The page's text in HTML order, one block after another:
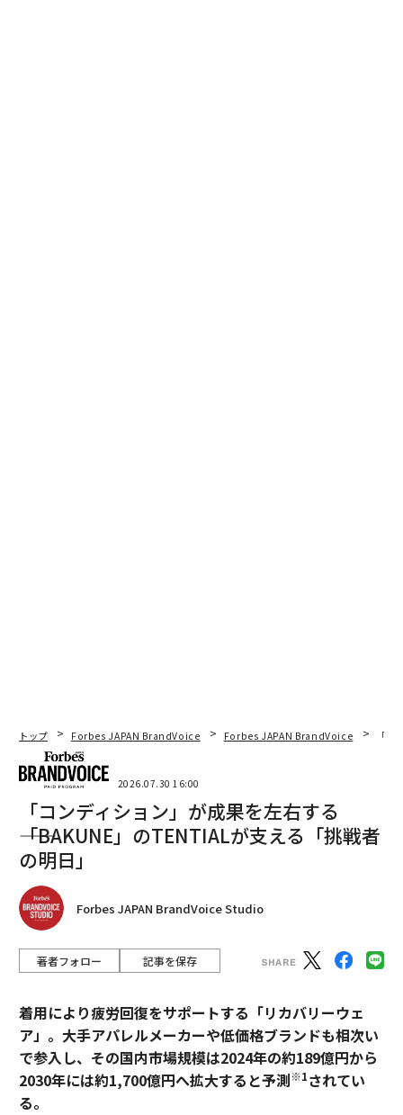
トップ Forbes JAPAN BrandVoice Forbes JAPAN BrandVoice 「
2026.07.30 16:00
「コンディション」が成果を左右する
――「BAKUNE」のTENTIALが支える「挑戦者
の明日」
Forbes JAPAN BrandVoice Studio
著者フォロー 記事を保存
着用により疲労回復をサポートする「リカバリーウェ
ア」。大手アパレルメーカーや低価格ブランドも相次い
で参入し、その国内市場規模は2024年の約189億円から
2030年には約1,700億円へ拡大すると予測※1されてい
る。